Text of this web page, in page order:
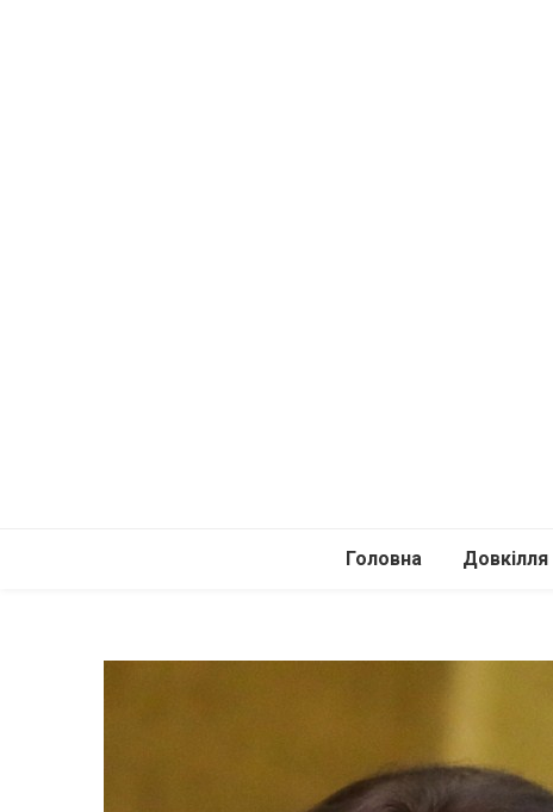
Головна Довкілля
Подорожі